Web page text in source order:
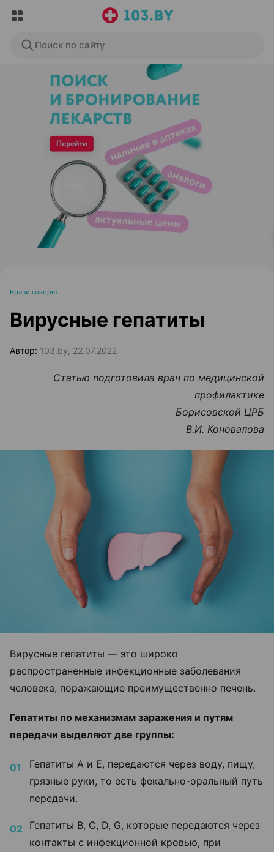
Поиск по сайту
ЭФФЕКТИВНАЯ РЕКЛАМА НА САЙТЕ
Врачи говорят
Вирусные гепатиты
Автор: 103.by, 22.07.2022
Статью подготовила врач по медицинской
профилактике
Борисовской ЦРБ
В.И. Коновалова
Вирусные гепатиты — это широко
распространенные инфекционные заболевания
человека, поражающие преимущественно печень.
Гепатиты по механизмам заражения и путям
передачи выделяют две группы:
Гепатиты А и Е, передаются через воду, пищу,
грязные руки, то есть фекально-оральный путь
передачи.
Гепатиты В, С, D, G, которые передаются через
контакты с инфекционной кровью, при